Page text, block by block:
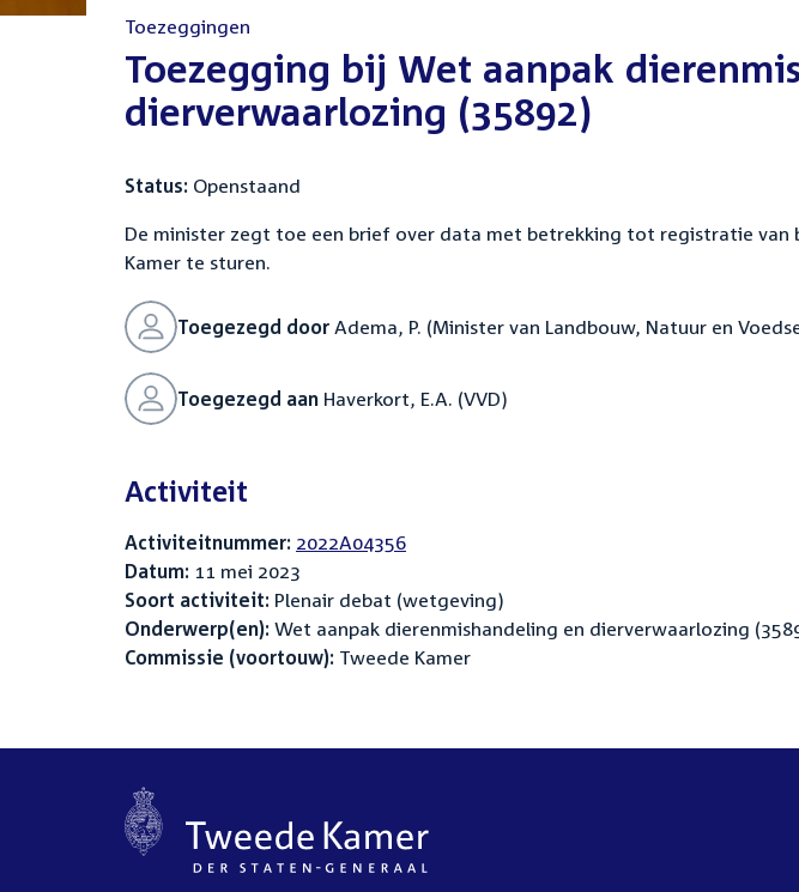
Toezeggingen
:Toezegging bij Wet aanpak
dierverwaarlozing (35892)
Status: Openstaand
De minister zegt toe een brief over data met betrekking tot registratie van
Kamer te sturen.
Toegezegd door Adema, P. (Minister van Landbouw, Natuur en
Toegezegd aan Haverkort, E.A. (VVD)
Activiteit
Activiteitnummer: 2022A04356
Datum: 11 mei 2023
Soort activiteit: Plenair debat (wetgeving)
Onderwerp(en): Wet aanpak dierenmishandeling en dierverwaarlozing
Commissie (voortouw): Tweede Kamer